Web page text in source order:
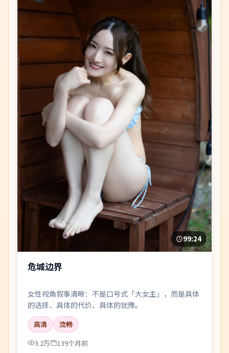
99:24
危城边界
女性视角叙事清晰：不是口号式「大女主」，而是具体
的选择、具体的代价、具体的犹豫。
高清
流畅
3.2万
139个月前